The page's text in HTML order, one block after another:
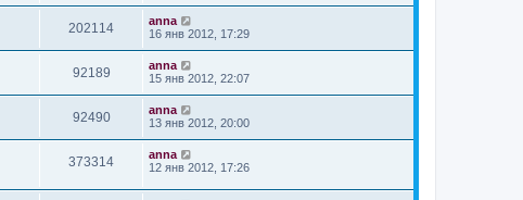
202114
anna
16 янв 2012, 17:29
92189
anna
15 янв 2012, 22:07
92490
anna
13 янв 2012, 20:00
373314
anna
12 янв 2012, 17:26